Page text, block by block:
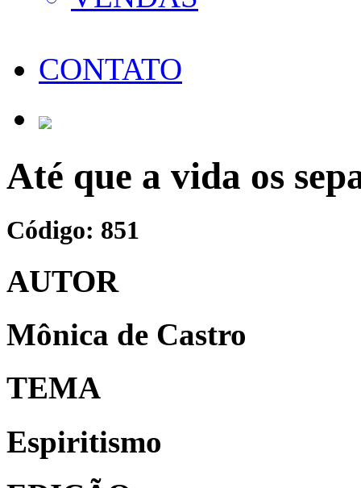
CONTATO
Até que a vida os
Código: 851
AUTOR
Mônica de Castro
TEMA
Espiritismo